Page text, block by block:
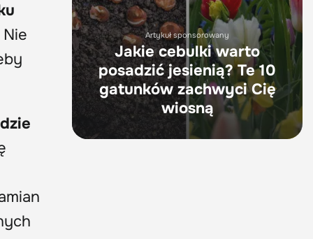
Artykuł sponsorowany
Jakie cebulki warto
posadzić jesienią? Te 10
gatunków zachwyci Cię
wiosną